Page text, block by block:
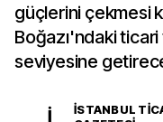
güçlerini çekmesi
Boğazı'ndaki
seviyesine
İ
İSTANBUL